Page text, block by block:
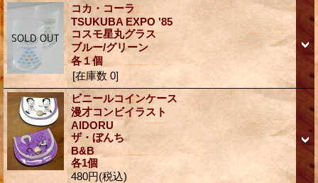
コカ・コーラ
TSUKUBA EXPO '85
コスモ星丸グラス
ブルー/グリーン
各１個
[在庫数 0]
ビニールコインケース
漫才コンビイラスト
AIDORU
ザ・ぼんち
B&B
各1個
480円(税込)